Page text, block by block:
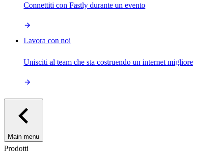
Connettiti con Fastly durante un evento
Lavora con noi
Unisciti al team che sta costruendo un internet migliore
Main menu
Prodotti